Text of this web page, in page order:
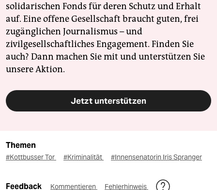
solidarischen Fonds für deren Schutz und Erhalt
auf. Eine offene Gesellschaft braucht guten, frei
zugänglichen Journalismus – und
zivilgesellschaftliches Engagement. Finden Sie
auch? Dann machen Sie mit und unterstützen Sie
unsere Aktion.
Jetzt unterstützen
Themen
#Kottbusser Tor #Kriminalität #Innensenatorin Iris Spranger
Feedback Kommentieren Fehlerhinweis